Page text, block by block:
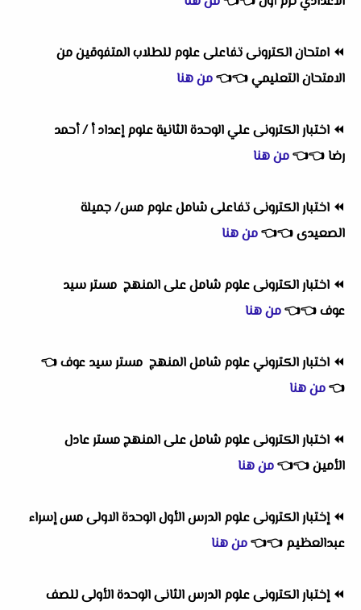
⏪ امتحان الكترونى تفاعلى علوم للطلاب المتفوقين من
الامتحان التعليمي👈
👈من هنا
⏪ اختبار الكترونى علي الوحدة الثانية علوم إعداد أ / أحمد
رضا👈
👈من هنا
⏪ اختبار الكترونى تفاعلى شامل علوم مس/ جميلة
الصعيدى👈
👈من هنا
⏪ اختبار الكترونى علوم شامل على المنهج مستر سيد
عوف👈
👈من هنا
⏪ اختبار الكتروني علوم شامل المنهج مستر سيد عوف👈
👈من هنا
⏪ اختبار الكترونى علوم شامل على المنهج مستر عادل
الأمين👈
👈من هنا
⏪إختبار الكترونى علوم الدرس الأول الوحدة الاولى مس إسراء
عبدالعظيم 👈
👈من هنا
⏪إختبار الكترونى علوم الدرس الثانى الوحدة الأولى للصف